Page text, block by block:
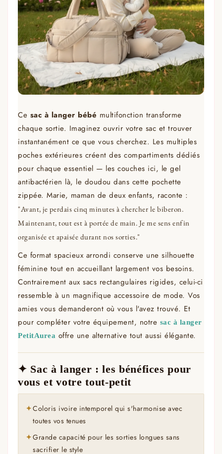
Ce sac à langer bébé multifonction transforme
chaque sortie. Imaginez ouvrir votre sac et trouver
instantanément ce que vous cherchez. Les multiples
poches extérieures créent des compartiments dédiés
pour chaque essentiel — les couches ici, le gel
antibactérien là, le doudou dans cette pochette
zippée. Marie, maman de deux enfants, raconte :
"Avant, je perdais cinq minutes à chercher le biberon.
Maintenant, tout est à portée de main. Je me sens enfin
organisée et apaisée durant nos sorties."
Ce format spacieux arrondi conserve une silhouette
féminine tout en accueillant largement vos besoins.
Contrairement aux sacs rectangulaires rigides, celui-ci
ressemble à un magnifique accessoire de mode. Vos
amies vous demanderont où vous l'avez trouvé. Et
pour compléter votre équipement, notre sac à langer
PetitAurea offre une alternative tout aussi élégante.
✦ Sac à langer : les bénéfices pour
vous et votre tout-petit
✦ Coloris ivoire intemporel qui s'harmonise avec
toutes vos tenues
✦ Grande capacité pour les sorties longues sans
sacrifier le style